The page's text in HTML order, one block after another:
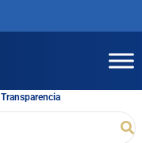
Transparencia